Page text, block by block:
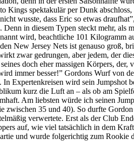
Kings spektakulär per Dunk
wusste, dass Eric so etwas
in diesem Typen steckt mehr,
wird, beachtliche 101 Kilogramm
New Jersey Nets ist genauso groß,
zwar gedrungen, aber jedem, der
doch eher massigen Körpers,
immer besser!” Gordons Wurf von
Expertenkreisen wird sein Jumpshot
kurz die Luft an – als ob am
Am liebsten würde ich seinen
zwischen 35 und 40). So durfte
verwertete. Erst als der Club
auf, wie viel tatsächlich in dem
und wurde folgerichtig zum Rookie